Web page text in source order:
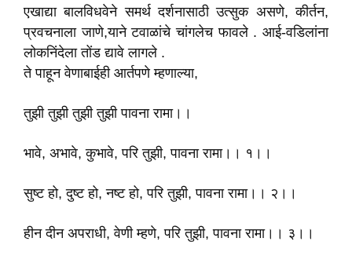
एखाद्या बालविधवेने समर्थ दर्शनासाठी उत्सुक असणे, कीर्तन,
प्रवचनाला जाणे,याने टवाळांचे चांगलेच फावले . आई-वडिलांना
लोकनिंदेला तोंड द्यावे लागले .
ते पाहून वेणाबाईही आर्तपणे म्हणाल्या,
तुझी तुझी तुझी तुझी पावना रामा।।
भावे, अभावे, कुभावे, परि तुझी, पावना रामा।। १।।
सुष्ट हो, दुष्ट हो, नष्ट हो, परि तुझी, पावना रामा।। २।।
हीन दीन अपराधी, वेणी म्हणे, परि तुझी, पावना रामा।। ३।।